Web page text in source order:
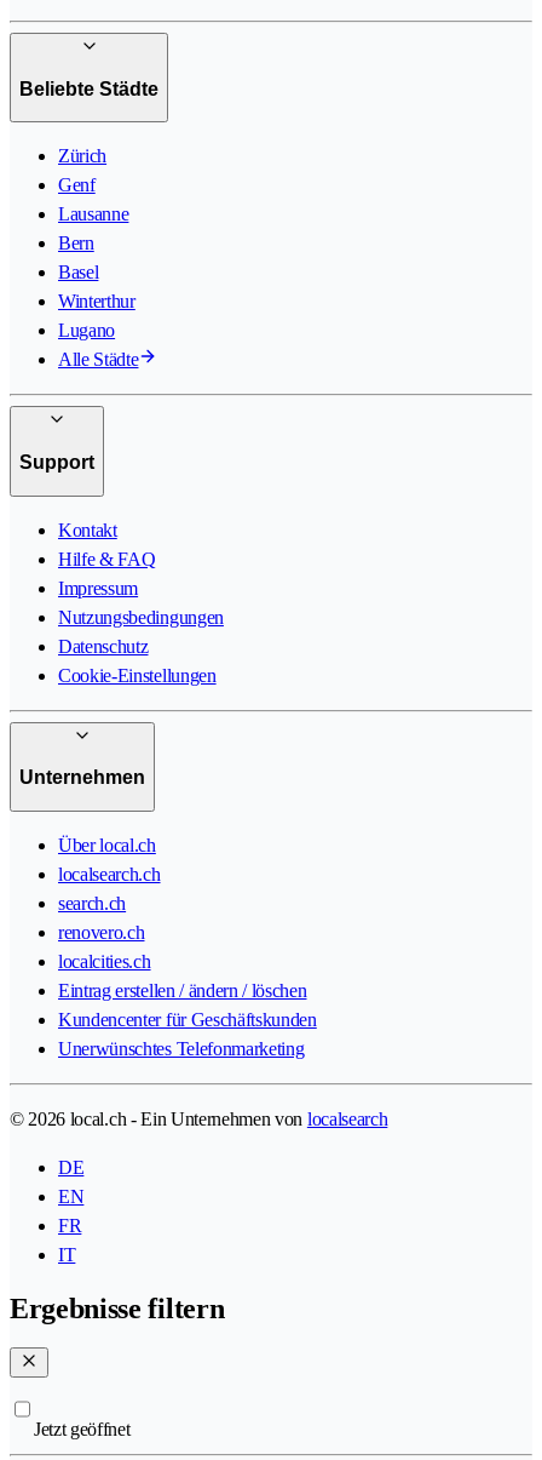
Beliebte Städte
Zürich
Genf
Lausanne
Bern
Basel
Winterthur
Lugano
Alle Städte
Support
Kontakt
Hilfe & FAQ
Impressum
Nutzungsbedingungen
Datenschutz
Cookie-Einstellungen
Unternehmen
Über local.ch
localsearch.ch
search.ch
renovero.ch
localcities.ch
Eintrag erstellen / ändern / löschen
Kundencenter für Geschäftskunden
Unerwünschtes Telefonmarketing
© 2026 local.ch - Ein Unternehmen von localsearch
DE
EN
FR
IT
Ergebnisse filtern
Jetzt geöffnet